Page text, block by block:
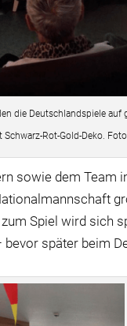
die Deutschlandspiele auf
Rot-Gold-Deko.
sowie dem Team
Spiel wird sich
später beim